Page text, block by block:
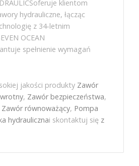
klientom
hydrauliczne, łącząc
z 34-letnim
OCEAN
spełnienie wymagań
jakości produkty Zawór
, Zawór bezpieczeństwa,
Zawór równoważący, Pompa
hydraulicznai skontaktuj się z